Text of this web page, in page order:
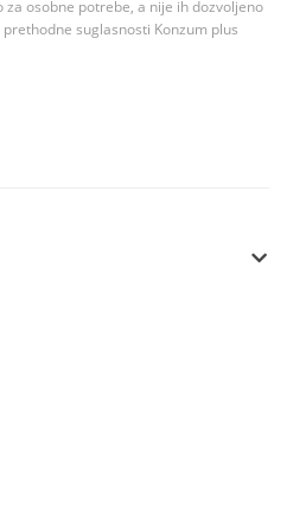
osobne potrebe, a nije ih dozvoljeno
suglasnosti Konzum plus